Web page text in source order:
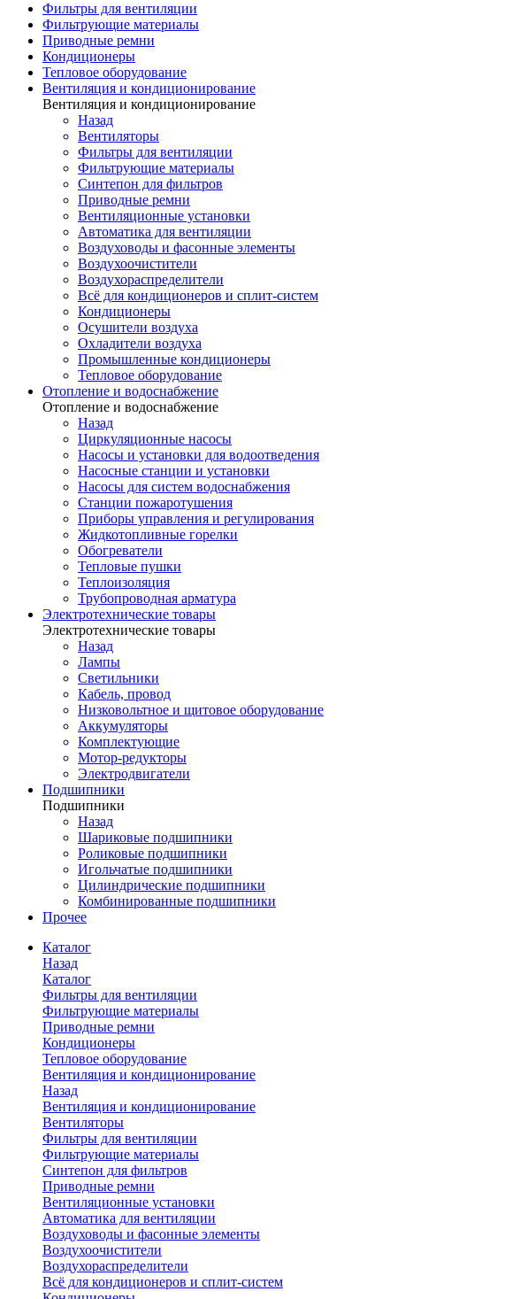
Фильтры для вентиляции
Фильтрующие материалы
Приводные ремни
Кондиционеры
Тепловое оборудование
Вентиляция и кондиционирование
Вентиляция и кондиционирование
Назад
Вентиляторы
Фильтры для вентиляции
Фильтрующие материалы
Синтепон для фильтров
Приводные ремни
Вентиляционные установки
Автоматика для вентиляции
Воздуховоды и фасонные элементы
Воздухоочистители
Воздухораспределители
Всё для кондиционеров и сплит-систем
Кондиционеры
Осушители воздуха
Охладители воздуха
Промышленные кондиционеры
Тепловое оборудование
Отопление и водоснабжение
Отопление и водоснабжение
Назад
Циркуляционные насосы
Насосы и установки для водоотведения
Насосные станции и установки
Насосы для систем водоснабжения
Станции пожаротушения
Приборы управления и регулирования
Жидкотопливные горелки
Обогреватели
Тепловые пушки
Теплоизоляция
Трубопроводная арматура
Электротехнические товары
Электротехнические товары
Назад
Лампы
Светильники
Кабель, провод
Низковольтное и щитовое оборудование
Аккумуляторы
Комплектующие
Мотор-редукторы
Электродвигатели
Подшипники
Подшипники
Назад
Шариковые подшипники
Роликовые подшипники
Игольчатые подшипники
Цилиндрические подшипники
Комбинированные подшипники
Прочее
Каталог
Назад
Каталог
Фильтры для вентиляции
Фильтрующие материалы
Приводные ремни
Кондиционеры
Тепловое оборудование
Вентиляция и кондиционирование
Назад
Вентиляция и кондиционирование
Вентиляторы
Фильтры для вентиляции
Фильтрующие материалы
Синтепон для фильтров
Приводные ремни
Вентиляционные установки
Автоматика для вентиляции
Воздуховоды и фасонные элементы
Воздухоочистители
Воздухораспределители
Всё для кондиционеров и сплит-систем